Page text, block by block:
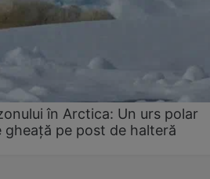
în Arctica: Un urs polar
pe post de halteră